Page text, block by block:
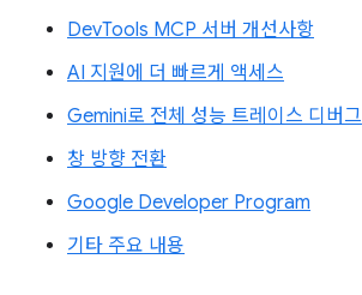
DevTools MCP 서버 개선사항
AI 지원에 더 빠르게 액세스
Gemini로 전체 성능 트레이스 디버그
창 방향 전환
Google Developer Program
기타 주요 내용